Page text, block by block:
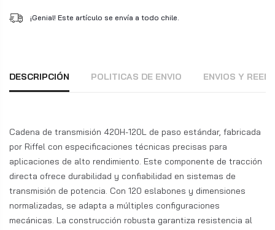
¡Genial! Este artículo se envía a todo chile.
DESCRIPCIÓN POLITICAS DE ENVIO ENVIOS Y
Cadena de transmisión 420H-120L de paso estándar, fabricada
por Riffel con especificaciones técnicas precisas para
aplicaciones de alto rendimiento. Este componente de tracción
directa ofrece durabilidad y confiabilidad en sistemas de
transmisión de potencia. Con 120 eslabones y dimensiones
normalizadas, se adapta a múltiples configuraciones
mecánicas. La construcción robusta garantiza resistencia al